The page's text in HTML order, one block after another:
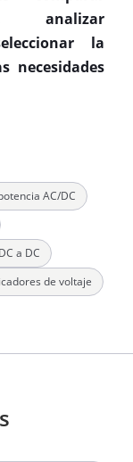
analizar
la
necesidades
AC/DC
a DC
de voltaje